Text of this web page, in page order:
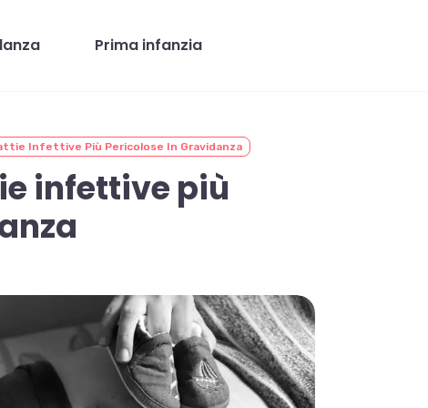
Prima infanzia
Infettive Più Pericolose In Gravidanza
infettive più